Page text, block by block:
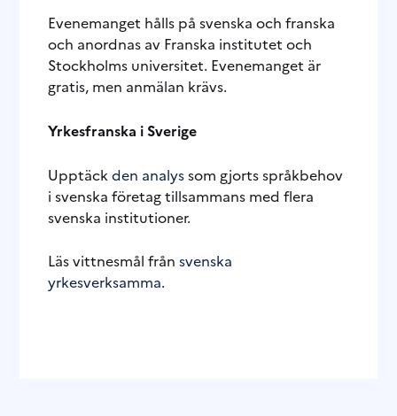
Evenemanget hålls på svenska och franska
och anordnas av Franska institutet och
Stockholms universitet. Evenemanget är
gratis, men anmälan krävs.
Yrkesfranska i Sverige
Upptäckden analyssom gjorts språkbehov
i svenska företag tillsammans med flera
svenska institutioner.
Läs vittnesmål frånsvenska
yrkesverksamma.